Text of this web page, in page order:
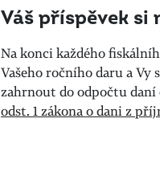
Váš příspěvek si
Na konci každého
Vašeho ročního daru a
zahrnout do odpočtu daní
odst. 1 zákona o dani z